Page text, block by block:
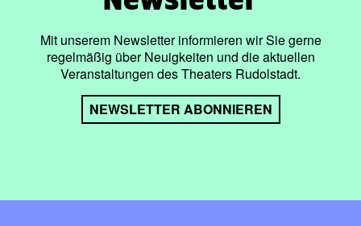
Mit unserem Newsletter informieren wir Sie gerne
regelmäßig über Neuigkeiten und die aktuellen
Veranstaltungen des Theaters Rudolstadt.
NEWSLETTER ABONNIEREN